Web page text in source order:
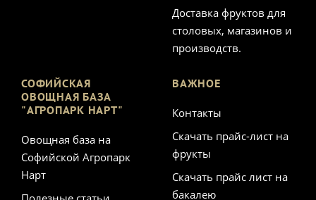
Доставка фруктов для
столовых, магазинов и
производств.
СОФИЙСКАЯ
ОВОЩНАЯ БАЗА
"АГРОПАРК НАРТ"
Овощная база на
Софийской Агропарк
Нарт
ВАЖНОЕ
Контакты
Скачать прайс-лист на
фрукты
Скачать прайс лист на
бакалею